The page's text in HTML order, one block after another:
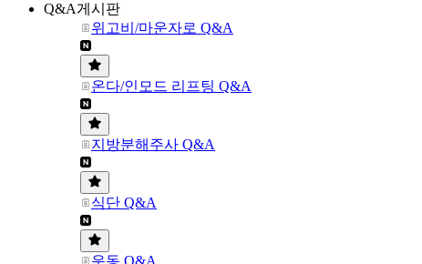
Q&A게시판
위고비/마운자로 Q&A
온다/인모드 리프팅 Q&A
지방분해주사 Q&A
식단 Q&A
운동 Q&A